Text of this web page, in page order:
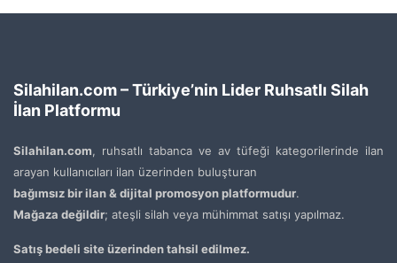
Silahilan.com – Türkiye’nin Lider Ruhsatlı Silah
İlan Platformu
Silahilan.com, ruhsatlı tabanca ve av tüfeği kategorilerinde ilan
arayan kullanıcıları ilan üzerinden buluşturan
bağımsız bir ilan & dijital promosyon platformudur.
Mağaza değildir; ateşli silah veya mühimmat satışı yapılmaz.
Satış bedeli site üzerinden tahsil edilmez.